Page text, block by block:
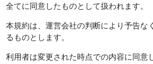
全てに同意したものとして扱われます。
本規約は、運営会社の判断により予告な
るものとします。
利用者は変更された時点での内容に同意